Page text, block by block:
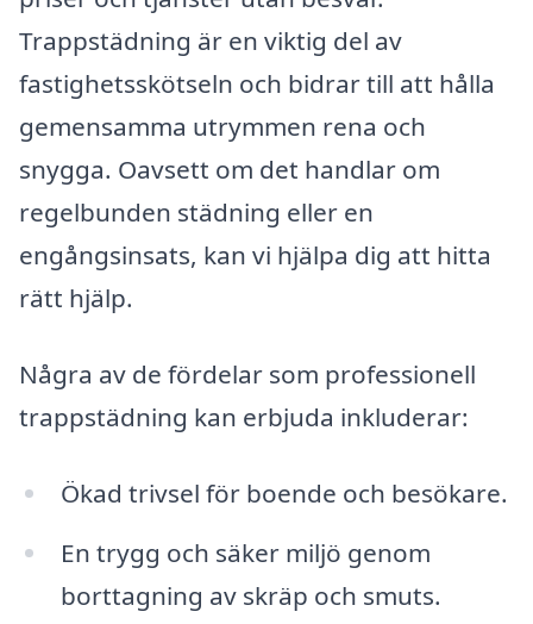
Trappstädning är en viktig del av
fastighetsskötseln och bidrar till att hålla
gemensamma utrymmen rena och
snygga. Oavsett om det handlar om
regelbunden städning eller en
engångsinsats, kan vi hjälpa dig att hitta
rätt hjälp.
Några av de fördelar som professionell
trappstädning kan erbjuda inkluderar:
Ökad trivsel för boende och besökare.
En trygg och säker miljö genom
borttagning av skräp och smuts.